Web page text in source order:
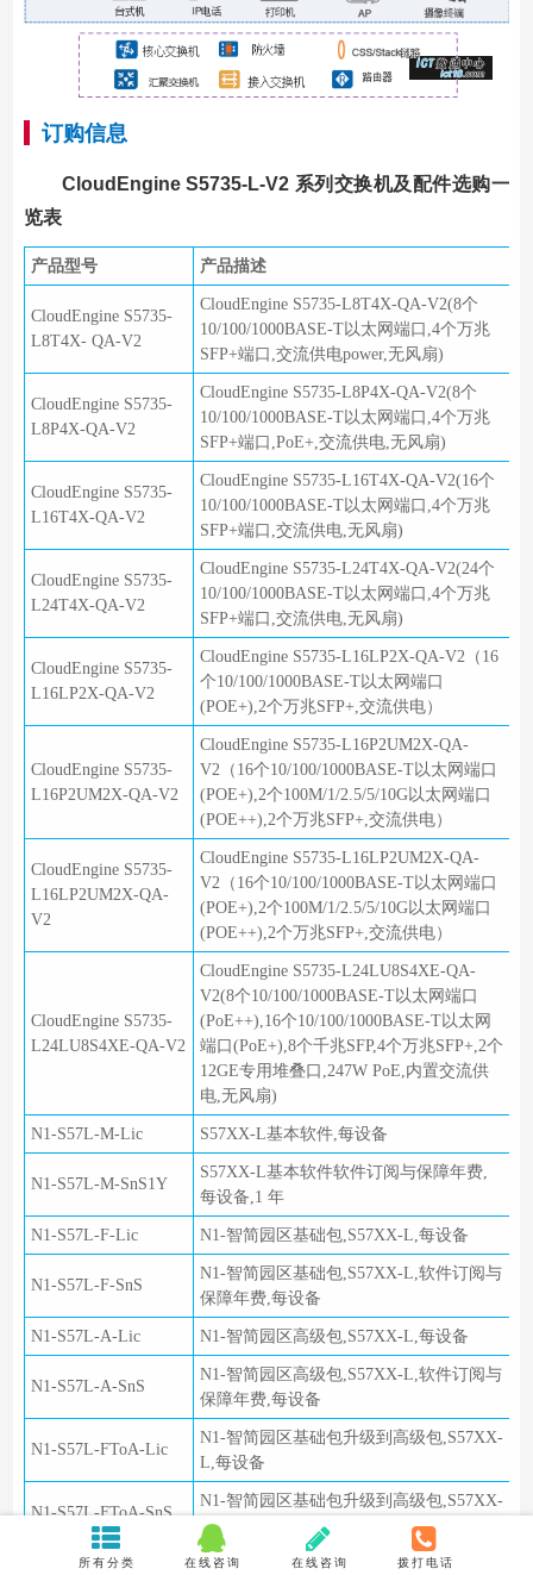
订购信息
CloudEngine S5735-L-V2 系列交换机及配件选购一
览表
产品型号 产品描述
CloudEngine S5735-
L8T4X- QA-V2
CloudEngine S5735-L8T4X-QA-V2(8个
10/100/1000BASE-T以太网端口,4个万兆
SFP+端口,交流供电power,无风扇)
CloudEngine S5735-
L8P4X-QA-V2
CloudEngine S5735-L8P4X-QA-V2(8个
10/100/1000BASE-T以太网端口,4个万兆
SFP+端口,PoE+,交流供电,无风扇)
CloudEngine S5735-
L16T4X-QA-V2
CloudEngine S5735-L16T4X-QA-V2(16个
10/100/1000BASE-T以太网端口,4个万兆
SFP+端口,交流供电,无风扇)
CloudEngine S5735-
L24T4X-QA-V2
CloudEngine S5735-L24T4X-QA-V2(24个
10/100/1000BASE-T以太网端口,4个万兆
SFP+端口,交流供电,无风扇)
CloudEngine S5735-
L16LP2X-QA-V2
CloudEngine S5735-L16LP2X-QA-V2（16
个10/100/1000BASE-T以太网端口
(POE+),2个万兆SFP+,交流供电）
CloudEngine S5735-
L16P2UM2X-QA-V2
CloudEngine S5735-L16P2UM2X-QA-
V2（16个10/100/1000BASE-T以太网端口
(POE+),2个100M/1/2.5/5/10G以太网端口
(POE++),2个万兆SFP+,交流供电）
CloudEngine S5735-
L16LP2UM2X-QA-
V2
CloudEngine S5735-L16LP2UM2X-QA-
V2（16个10/100/1000BASE-T以太网端口
(POE+),2个100M/1/2.5/5/10G以太网端口
(POE++),2个万兆SFP+,交流供电）
CloudEngine S5735-
L24LU8S4XE-QA-V2
CloudEngine S5735-L24LU8S4XE-QA-
V2(8个10/100/1000BASE-T以太网端口
(PoE++),16个10/100/1000BASE-T以太网
端口(PoE+),8个千兆SFP,4个万兆SFP+,2个
12GE专用堆叠口,247W PoE,内置交流供
电,无风扇)
N1-S57L-M-Lic S57XX-L基本软件,每设备
N1-S57L-M-SnS1Y
S57XX-L基本软件软件订阅与保障年费,
每设备,1 年
N1-S57L-F-Lic N1-智简园区基础包,S57XX-L,每设备
N1-S57L-F-SnS
N1-智简园区基础包,S57XX-L,软件订阅与
保障年费,每设备
N1-S57L-A-Lic N1-智简园区高级包,S57XX-L,每设备
N1-S57L-A-SnS
N1-智简园区高级包,S57XX-L,软件订阅与
保障年费,每设备
N1-S57L-FToA-Lic
N1-智简园区基础包升级到高级包,S57XX-
L,每设备
N1-S57L-FToA-SnS
N1-智简园区基础包升级到高级包,S57XX-
L,软件订阅与保障年费,每设备
所有分类 在线咨询 在线咨询 拨打电话